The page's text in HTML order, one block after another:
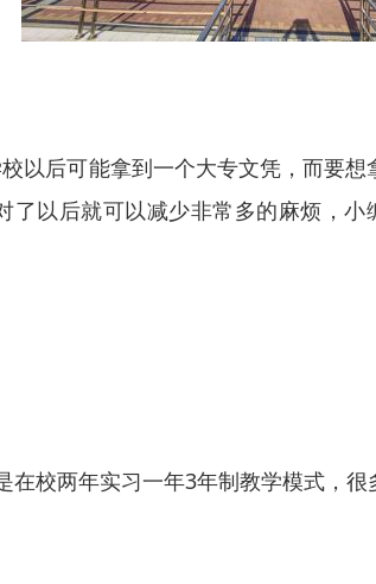
以后可能拿到一个大专文凭，而要
以后就可以减少非常多的麻烦，
校两年实习一年3年制教学模式，